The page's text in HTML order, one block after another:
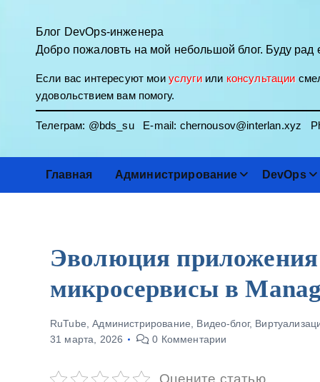
Блог DevOps-инженера
Добро пожаловть на мой небольшой блог. Буду рад
Если вас интересуют мои услугиили консультации
удовольствием вам помогу.
Телеграм: @bds_suE-mail: chernousov@interlan.xyz
Главная Администрирование DevOps
Эволюция приложения
микросервисы в
RuTube ,Администрирование Видео-блог,
31 марта, 2026
0 Комментарии
Оцените статью